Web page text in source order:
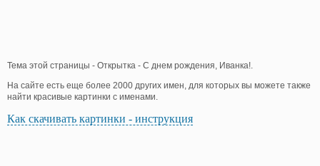
Тема этой страницы - Открытка - С днем рождения, Иванка!.
На сайте есть еще более 2000 других имен, для которых вы можете также
найти красивые картинки с именами.
Как скачивать картинки - инструкция